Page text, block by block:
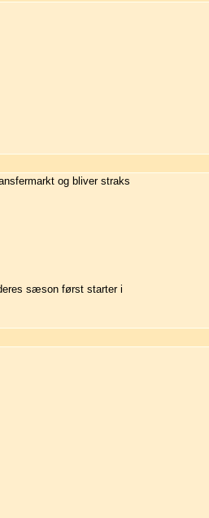
og bliver straks
sæson først starter i